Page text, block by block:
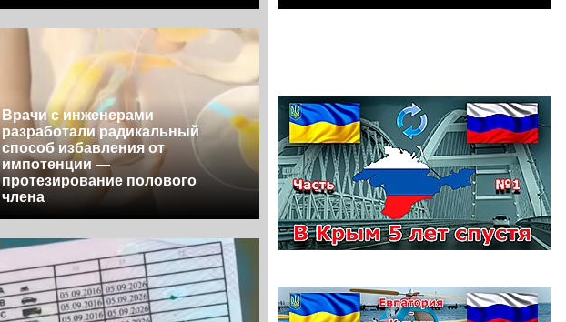
Врачи с инженерами
разработали радикальный
способ избавления от
импотенции —
протезирование полового
члена